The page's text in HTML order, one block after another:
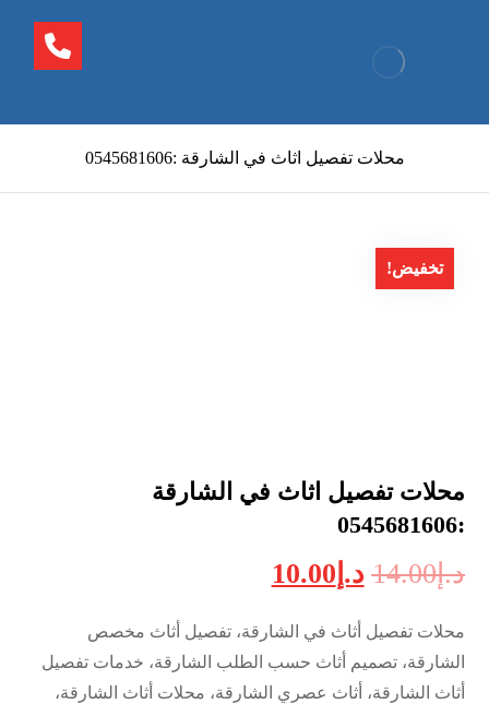
محلات تفصيل اثاث في الشارقة :0545681606
تخفيض!
محلات تفصيل اثاث في الشارقة
:0545681606
د.إ14.00 د.إ 10.00
محلات تفصيل أثاث في الشارقة، تفصيل أثاث مخصص
الشارقة، تصميم أثاث حسب الطلب الشارقة، خدمات تفصيل
أثاث الشارقة، أثاث عصري الشارقة، محلات أثاث الشارقة،